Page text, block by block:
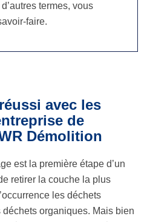
termes, vous
faire.
avec les
de
Démolition
est la première étape d’un
retirer la couche la plus
les déchets
organiques. Mais bien